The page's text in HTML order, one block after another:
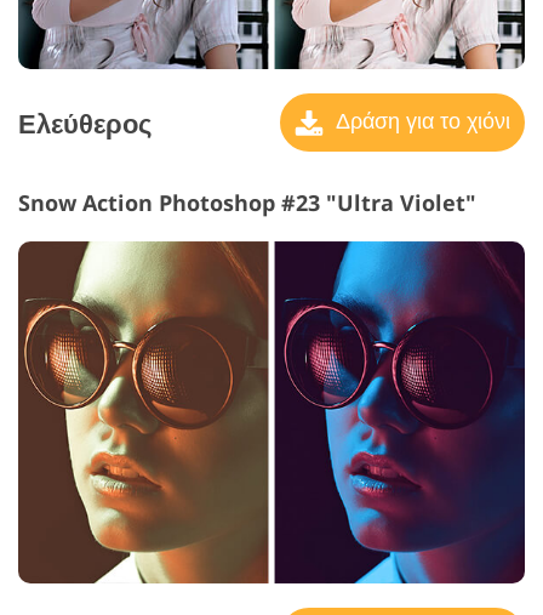
Ελεύθερος Δράση για το χιόνι
Snow Action Photoshop #23 "Ultra Violet"